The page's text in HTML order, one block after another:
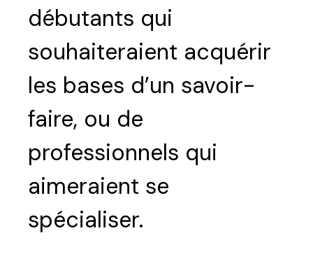
débutants qui
souhaiteraient acquérir
les bases d’un savoir-
faire, ou de
professionnels qui
aimeraient se
spécialiser.